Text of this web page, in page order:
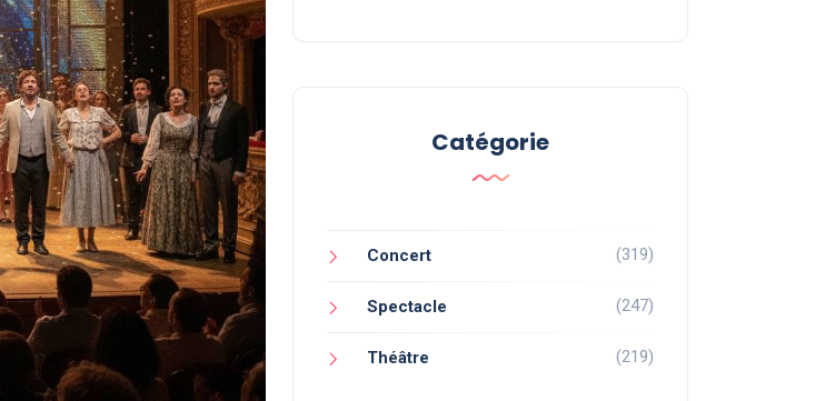
Catégorie
Concert (319)
Spectacle (247)
Théâtre (219)